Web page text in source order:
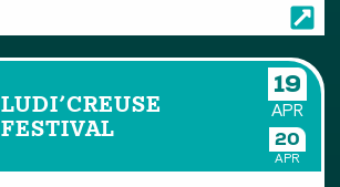
LUDI’CREUSE
FESTIVAL
19
APR
20
APR